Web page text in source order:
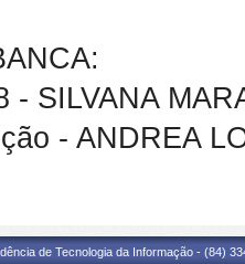
- SILVANA
- ANDREA
de Tecnologia da Informação - (84)